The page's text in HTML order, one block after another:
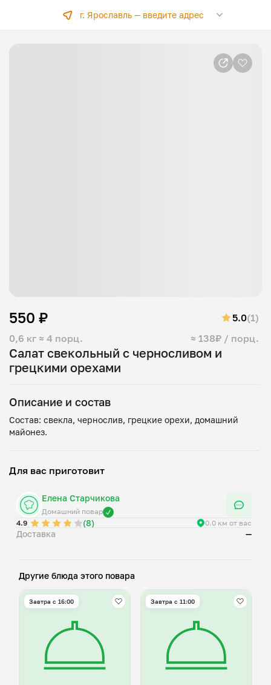
г. Ярославль —введите адрес
Салат свекольный с черносливом и
грецкими орехами
0,6 кг ≈ 4 порц. ≈ 138₽ / порц.
550 ₽ 5.0(1)
Описание и состав
Состав: свекла, чернослив, грецкие орехи, домашний
Для вас приготовит
Елена Старчикова
Домашний повар
4.9
(8) 0.0 км от вас
Доставка —
Другие блюда этого повара
Завтра c 16:00 Завтра c 11:00